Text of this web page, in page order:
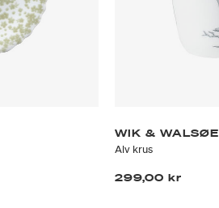
WIK & WALSØE
Alv krus
299,00 kr